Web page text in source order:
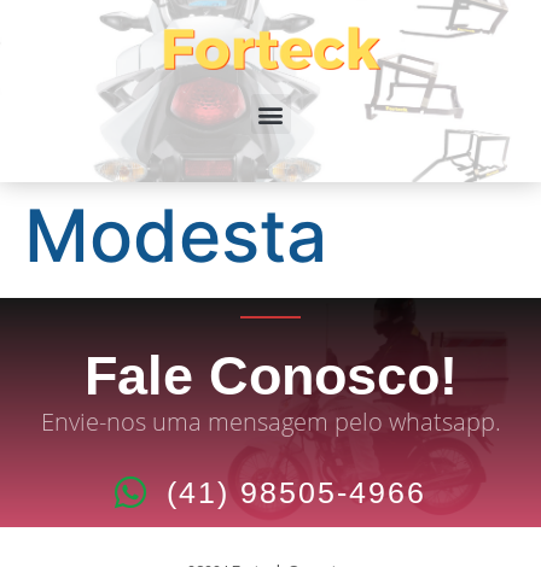
Modesta
Fale Conosco!
Envie-nos uma mensagem pelo whatsapp.
(41) 98505-4966